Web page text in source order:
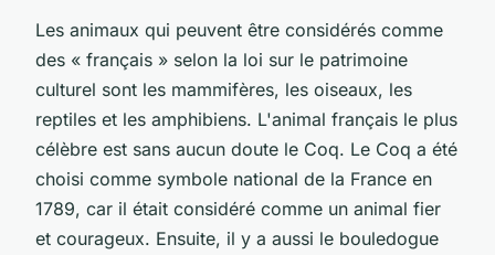
Les animaux qui peuvent être considérés comme
des « français » selon la loi sur le patrimoine
culturel sont les mammifères, les oiseaux, les
reptiles et les amphibiens. L'animal français le plus
célèbre est sans aucun doute le Coq. Le Coq a été
choisi comme symbole national de la France en
1789, car il était considéré comme un animal fier
et courageux. Ensuite, il y a aussi le bouledogue